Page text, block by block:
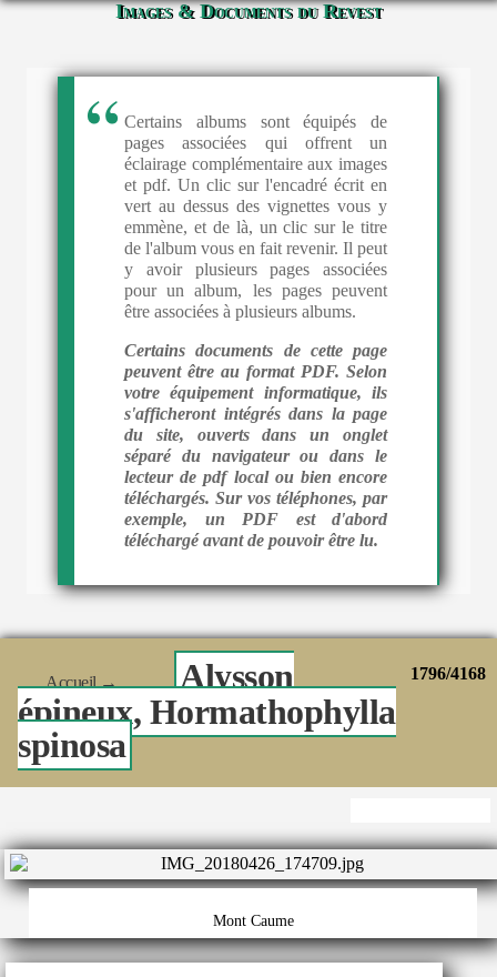
Images & Documents du Revest
Certains albums sont équipés de
pages associées qui offrent un
éclairage complémentaire aux images
et pdf. Un clic sur l'encadré écrit en
vert au dessus des vignettes vous y
emmène, et de là, un clic sur le titre
de l'album vous en fait revenir. Il peut
y avoir plusieurs pages associées
pour un album, les pages peuvent
être associées à plusieurs albums.
Certains documents de cette page
peuvent être au format PDF. Selon
votre équipement informatique, ils
s'afficheront intégrés dans la page
du site, ouverts dans un onglet
séparé du navigateur ou dans le
lecteur de pdf local ou bien encore
téléchargés. Sur vos téléphones, par
exemple, un PDF est d'abord
téléchargé avant de pouvoir être lu.
1796/4168
Accueil→
Alysson
épineux, Hormathophylla
spinosa
Mont Caume